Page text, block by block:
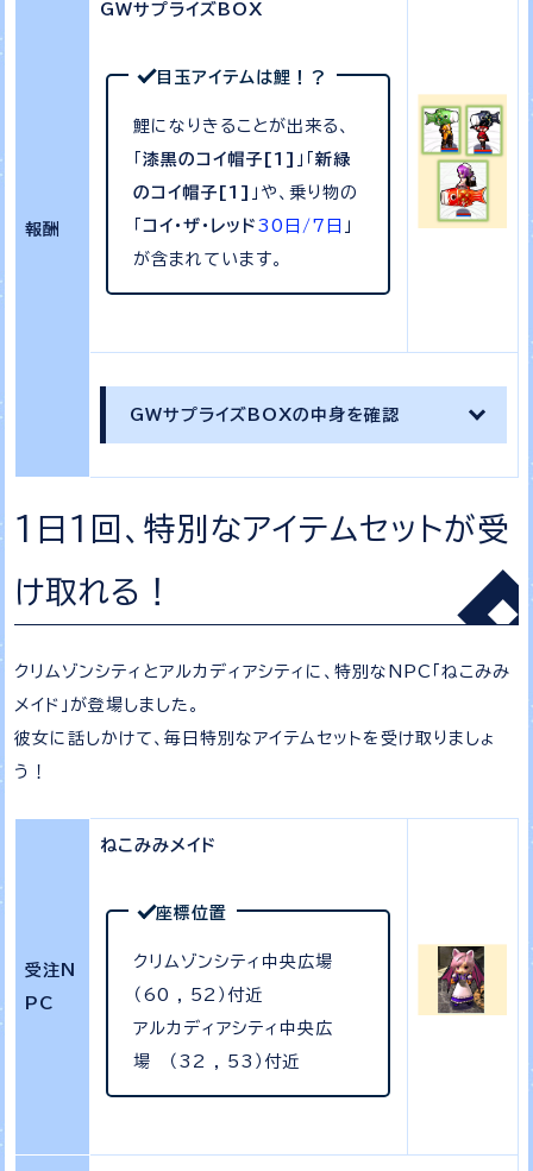
報酬
GWサプライズBOX
目玉アイテムは鯉！？
鯉になりきることが出来る、
「漆黒のコイ帽子[1] 」「新緑
のコイ帽子[1]
」や、乗り物の
「コイ・ザ・レッド 30日/7日 」
が含まれています。
GWサプライズBOXの中身を確認
1日1回、特別なアイテムセットが受
け取れる！
クリムゾンシティとアルカディアシティに、特別なNPC「ねこみみ
メイド」が登場しました。
彼女に話しかけて、毎日特別なアイテムセットを受け取りましょ
う！
受注N
PC
ねこみみメイド
座標位置
クリムゾンシティ中央広場
（60 , 52）付近
アルカディアシティ中央広
場 （32 , 53）付近